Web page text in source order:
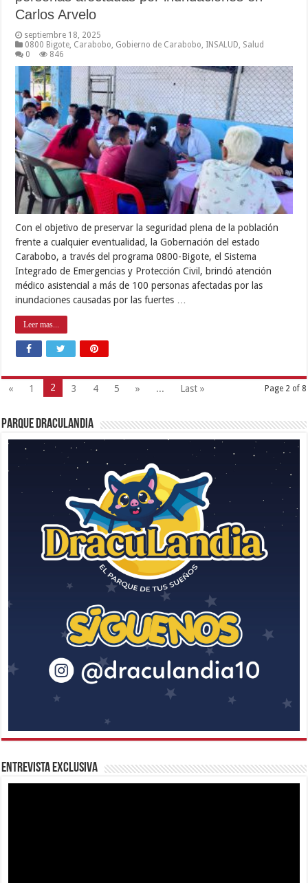
Carlos Arvelo
septiembre 18, 2025
0800 Bigote, Carabobo, Gobierno de Carabobo, INSALUD, Salud
0
846
Con el objetivo de preservar la seguridad plena de la población
frente a cualquier eventualidad, la Gobernación del estado
Carabobo, a través del programa 0800-Bigote, el Sistema
Integrado de Emergencias y Protección Civil, brindó atención
médico asistencial a más de 100 personas afectadas por las
inundaciones causadas por las fuertes …
Leer mas...
Page 2 of 8
« 1 2 3 4 5 » ... Last »
Parque Draculandia
Entrevista Exclusiva